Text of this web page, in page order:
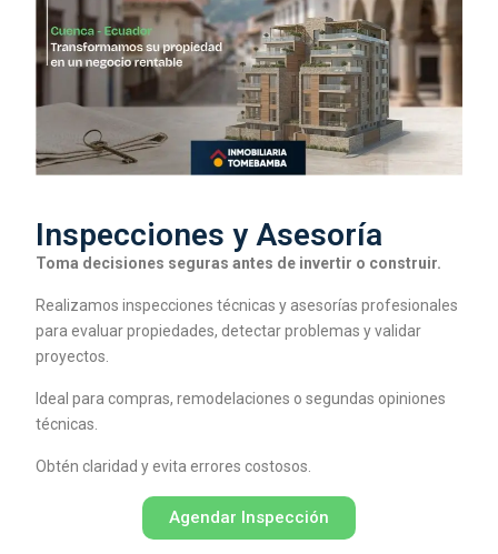
Inspecciones y Asesoría
Toma decisiones seguras antes de invertir o construir.
Realizamos inspecciones técnicas y asesorías profesionales
para evaluar propiedades, detectar problemas y validar
proyectos.
Ideal para compras, remodelaciones o segundas opiniones
técnicas.
Obtén claridad y evita errores costosos.
Agendar Inspección